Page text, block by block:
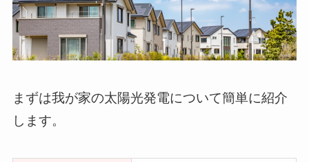
まずは我が家の太陽光発電について簡単に紹介
します。